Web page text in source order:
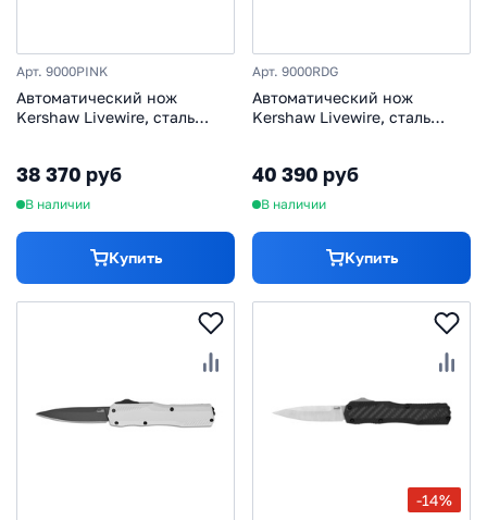
Арт. 9000PINK
Автоматический нож
Kershaw Livewire, сталь
38 370 руб
В наличии
Купить
Арт. 9000RDG
Автоматический нож
Kershaw Livewire, сталь
40 390 руб
В наличии
Купить
-14%